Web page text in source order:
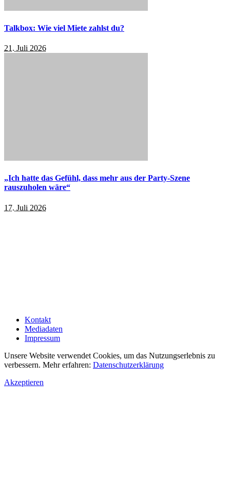
Talkbox: Wie viel Miete zahlst du?
21. Juli 2026
„Ich hatte das Gefühl, dass mehr aus der Party-Szene
rauszuholen wäre“
17. Juli 2026
Kontakt
Mediadaten
Impressum
Unsere Website verwendet Cookies, um das Nutzungserlebnis zu
verbessern. Mehr erfahren: Datenschutzerklärung
Akzeptieren